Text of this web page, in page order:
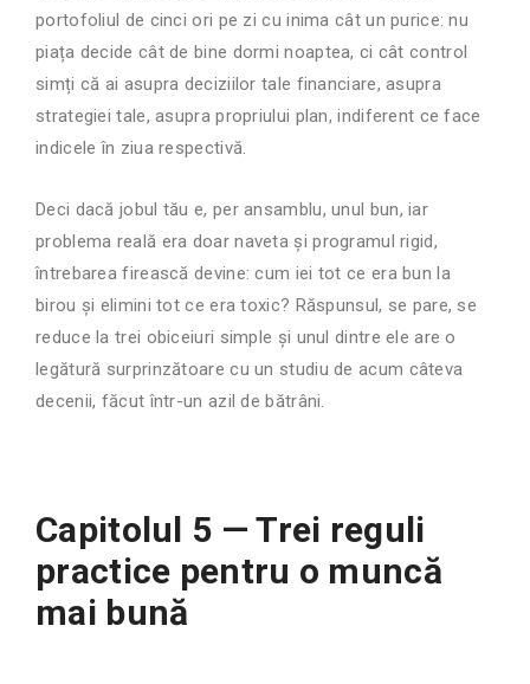
portofoliul de cinci ori pe zi cu inima cât un purice: nu
piața decide cât de bine dormi noaptea, ci cât control
simți că ai asupra deciziilor tale financiare, asupra
strategiei tale, asupra propriului plan, indiferent ce face
indicele în ziua respectivă.
Deci dacă jobul tău e, per ansamblu, unul bun, iar
problema reală era doar naveta și programul rigid,
întrebarea firească devine: cum iei tot ce era bun la
birou și elimini tot ce era toxic? Răspunsul, se pare, se
reduce la trei obiceiuri simple și unul dintre ele are o
legătură surprinzătoare cu un studiu de acum câteva
decenii, făcut într-un azil de bătrâni.
Capitolul 5 — Trei reguli
practice pentru o muncă
mai bună